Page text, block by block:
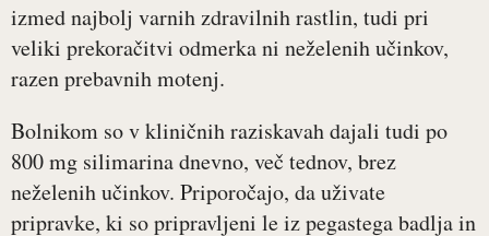
izmed najbolj varnih zdravilnih rastlin, tudi pri
veliki prekoračitvi odmerka ni neželenih učinkov,
razen prebavnih motenj.
Bolnikom so v kliničnih raziskavah dajali tudi po
800 mg silimarina dnevno, več tednov, brez
neželenih učinkov. Priporočajo, da uživate
pripravke, ki so pripravljeni le iz pegastega badlja in